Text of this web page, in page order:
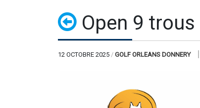
Open 9 trous
12 OCTOBRE 2025 / GOLF ORLEANS DONNERY